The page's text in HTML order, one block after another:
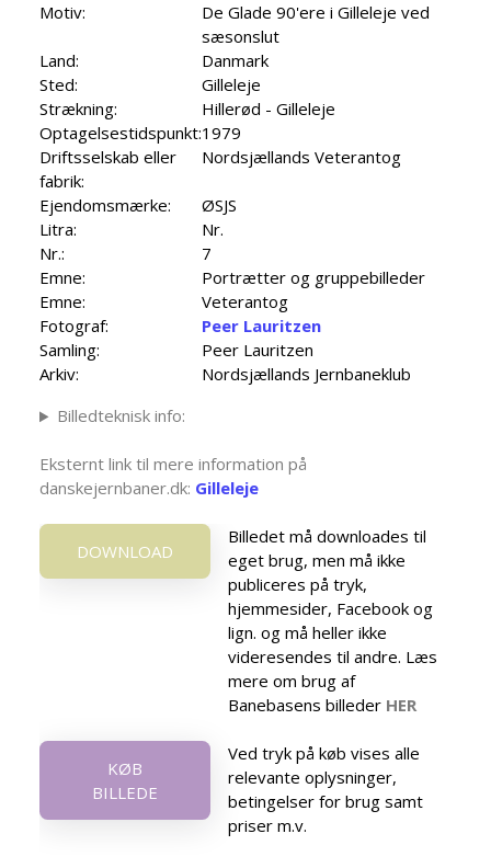
Motiv:
De Glade 90'ere i Gilleleje ved
sæsonslut
Land:
Danmark
Sted:
Gilleleje
Strækning:
Hillerød - Gilleleje
Optagelsestidspunkt:1979
Driftsselskab eller
fabrik:
Nordsjællands Veterantog
Ejendomsmærke:
ØSJS
Litra:
Nr.
Nr.:
7
Emne:
Portrætter og gruppebilleder
Emne:
Veterantog
Fotograf:
Peer Lauritzen
Samling:
Peer Lauritzen
Arkiv:
Nordsjællands Jernbaneklub
Billedteknisk info:
Eksternt link til mere information på
danskejernbaner.dk: Gilleleje
DOWNLOAD
Billedet må downloades til
eget brug, men må ikke
publiceres på tryk,
hjemmesider, Facebook og
lign. og må heller ikke
videresendes til andre. Læs
mere om brug af
Banebasens billeder HER
KØB
BILLEDE
Ved tryk på køb vises alle
relevante oplysninger,
betingelser for brug samt
priser m.v.